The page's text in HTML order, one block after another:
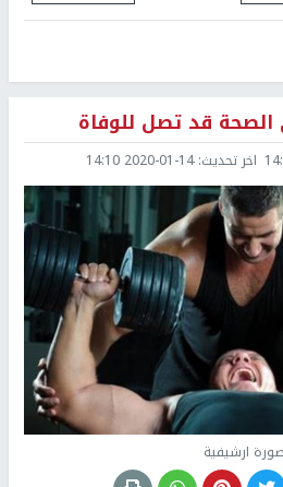
قد تصل للوفاة
اخر تحديث:2020-01-14 14:10
صورة ارشيفية